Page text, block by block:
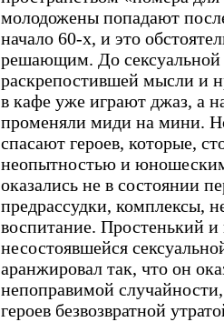
молодожены попадают
начало 60-х, и это
решающим. До
раскрепостившей мысли и
в кафе уже играют джаз, а
променяли миди на мини.
спасают героев, которые,
неопытностью и
оказались не в состоянии
предрассудки, комплексы,
воспитание. Простенький
несостоявшейся
аранжировал так, что он
непоправимой
героев безвозвратной